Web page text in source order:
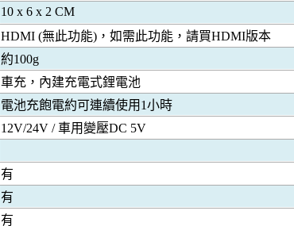
10 x 6 x 2 CM
HDMI (無此功能)，如需此功能，請買HDMI版本
約100g
車充，內建充電式鋰電池
電池充飽電約可連續使用 1小時
12V/24V /車用變壓DC 5V
有
有
有